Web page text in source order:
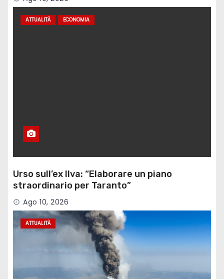
ATTUALITÀ ECONOMIA
Urso sull’ex Ilva: “Elaborare un piano
straordinario per Taranto”
Ago 10, 2026
ATTUALITÀ